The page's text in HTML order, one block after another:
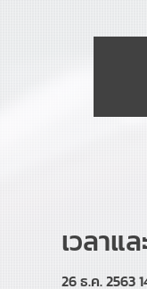
เวลาแ
26 ธ.ค. 2563